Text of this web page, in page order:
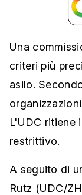
Una
criteri più
asilo.
L'UDC ritiene
restrittivo.
A seguito di
Rutz (UDC/